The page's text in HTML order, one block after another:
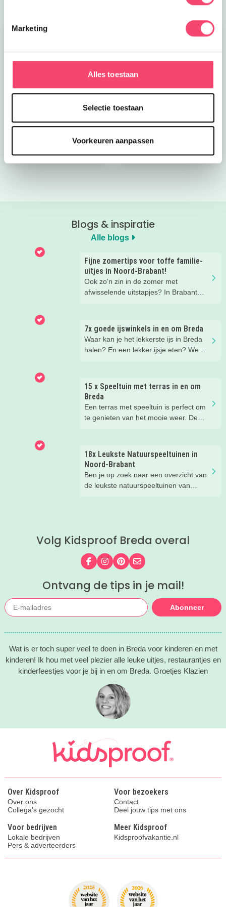
Marketing
Alles toestaan
Selectie toestaan
Voorkeuren aanpassen
zomerboeken voor
kinderen!
Blogs & inspiratie
Alle blogs
Fijne zomertips voor toffe familie-
uitjes in Noord-Brabant!
Ook zo'n zin in de zomer met
afwisselende uitstapjes? In Brabant
natuur, ga voor een actief uitje, een
verrassende museum of ontdek de
gezellige steden. Wij verzamelden hele
7x goede ijswinkels in en om Breda
Waar kan je het lekkerste ijs in Breda
halen? En een lekker ijsje eten? We
kunt scoren voor je op een rijtje gezet.
15 x Speeltuin met terras in en om
Breda
Een terras met speeltuin is perfect om
te genieten van het mooie weer. De
op het terras. Ideale combinatie.
Wij hebben een paar restaurants met
terras en speeltuin in Breda en
omgeving voor je op een rij gezet. Dat
is makkelijk een super fijn plekje
18x Leukste Natuurspeeltuinen in
Noord-Brabant
Ben je op zoek naar een overzicht van
de leukste natuurspeeltuinen van
Volg Kidsproof Breda overal
Volg ons op Facebook
Volg ons op Instagram
Volg ons op Pinterest
Mail ons
Ontvang de tips in je mail!
Abonneer
Wat is er toch super veel te doen in Breda voor kinderen en met
kinderen! Ik hou met veel plezier alle leuke uitjes, restaurantjes en
kinderfeestjes voor je bij in en om Breda. Groetjes Klazien
Over Kidsproof
Over ons
Collega's gezocht
Voor bezoekers
Contact
Deel jouw tips met ons
Voor bedrijven
Lokale bedrijven
Pers & adverteerders
Meer Kidsproof
Kidsproofvakantie.nl